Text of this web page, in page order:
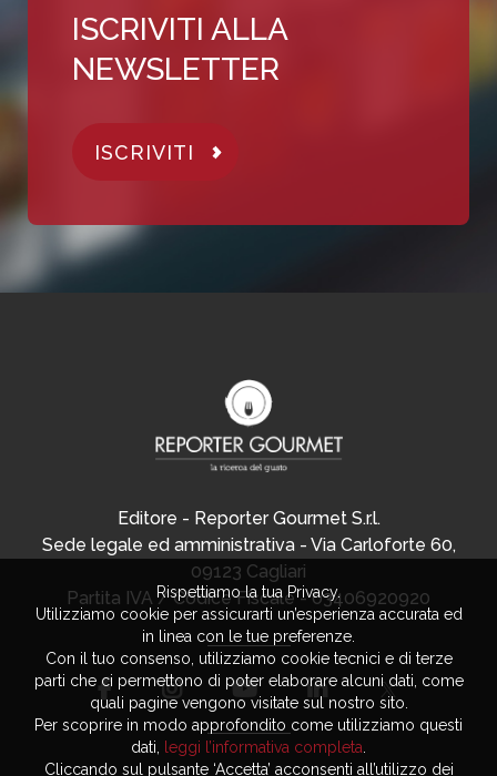
ISCRIVITI ALLA
NEWSLETTER
ISCRIVITI
Editore - Reporter Gourmet S.r.l.
Sede legale ed amministrativa - Via Carloforte 60,
09123 Cagliari
Partita IVA / Codice Fiscale - 03406920920
Rispettiamo la tua Privacy.
Utilizziamo cookie per assicurarti un’esperienza accurata ed
in linea con le tue preferenze.
Con il tuo consenso, utilizziamo cookie tecnici e di terze
parti che ci permettono di poter elaborare alcuni dati, come
quali pagine vengono visitate sul nostro sito.
Per scoprire in modo approfondito come utilizziamo questi
dati,
leggi l’informativa completa
Cliccando sul pulsante ‘Accetta’ acconsenti all’utilizzo dei